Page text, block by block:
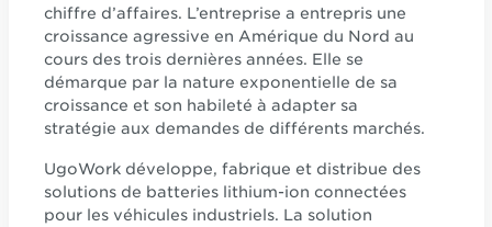
chiffre d’affaires. L’entreprise a entrepris une
croissance agressive en Amérique du Nord au
cours des trois dernières années. Elle se
démarque par la nature exponentielle de sa
croissance et son habileté à adapter sa
stratégie aux demandes de différents marchés.
UgoWork développe, fabrique et distribue des
solutions de batteries lithium-ion connectées
pour les véhicules industriels. La solution